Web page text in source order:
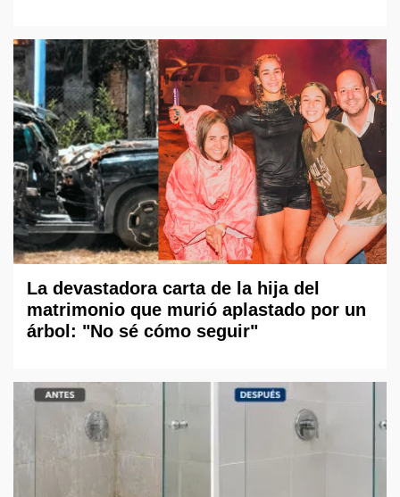
La devastadora carta de la hija del
matrimonio que murió aplastado por un
árbol: "No sé cómo seguir"